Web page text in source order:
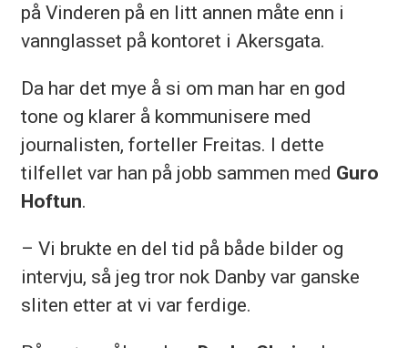
på Vinderen på en litt annen måte enn i
vannglasset på kontoret i Akersgata.
Da har det mye å si om man har en god
tone og klarer å kommunisere med
journalisten, forteller Freitas. I dette
tilfellet var han på jobb sammen med Guro
Hoftun.
– Vi brukte en del tid på både bilder og
intervju, så jeg tror nok Danby var ganske
sliten etter at vi var ferdige.